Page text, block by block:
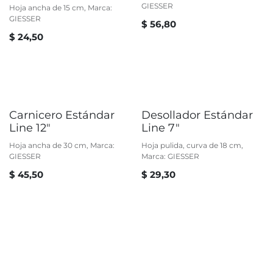
Hoja ancha de 15 cm, Marca:
GIESSER
$ 24,50
GIESSER
$ 56,80
Carnicero Estándar
Line 12"
Hoja ancha de 30 cm, Marca:
GIESSER
$ 45,50
Desollador Estándar
Line 7"
Hoja pulida, curva de 18 cm,
Marca: GIESSER
$ 29,30